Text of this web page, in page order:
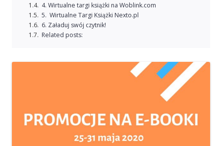
4. Wirtualne targi książki na Woblink.com
5. Wirtualne Targi Książki Nexto.pl
6. Załaduj swój czytnik!
Related posts: